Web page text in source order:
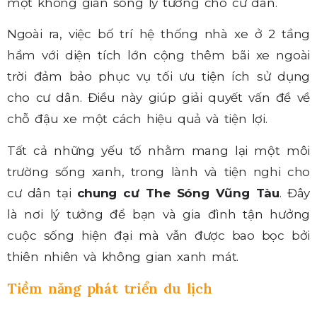
một không gian sống lý tưởng cho cư dân.
Ngoài ra, việc bố trí hệ thống nhà xe ở 2 tầng
hầm với diện tích lớn cộng thêm bãi xe ngoài
trời đảm bảo phục vụ tối ưu tiện ích sử dụng
cho cư dân. Điều này giúp giải quyết vấn đề về
chỗ đậu xe một cách hiệu quả và tiện lợi.
Tất cả những yếu tố nhằm mang lại một môi
trường sống xanh, trong lành và tiện nghi cho
cư dân tại chung cư The Sóng Vũng Tàu. Đây
là nơi lý tưởng để bạn và gia đình tận hưởng
cuộc sống hiện đại mà vẫn được bao bọc bởi
thiên nhiên và không gian xanh mát.
Tiềm năng phát triển du lịch